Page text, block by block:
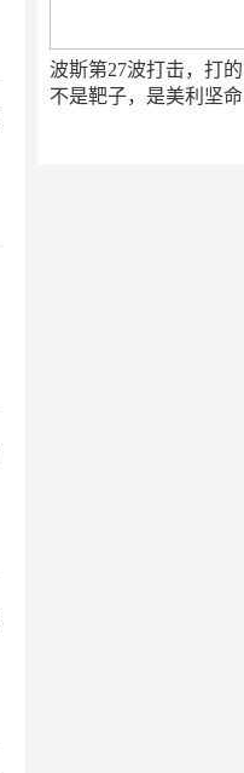
波斯第27波打击，打的
不是靶子，是美利坚命